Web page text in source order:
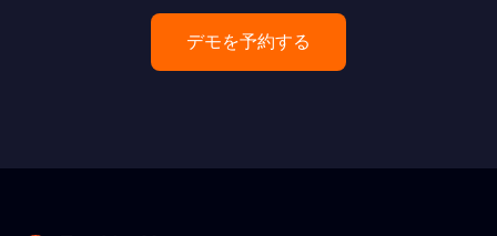
デモを予約する